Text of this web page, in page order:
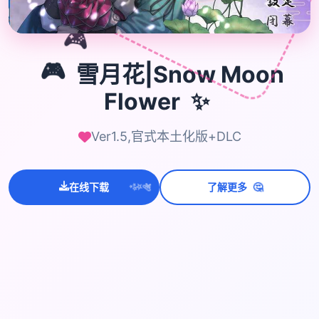
🎮
🎮 雪月花|Snow Moon
Flower ✨
Ver1.5,官式本土化版+DLC
在线下载 ✨
⭐
💫 了解更多 🤔